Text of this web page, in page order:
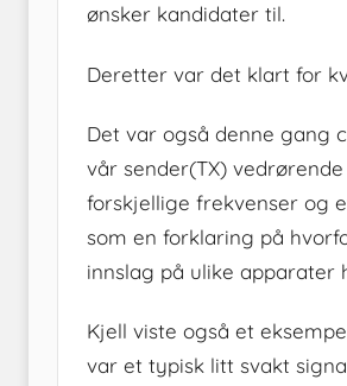
ønsker kandidater til.
Deretter var det klart for
Det var også denne gang
vår sender(TX)
forskjellige frekvenser og
som en forklaring på
innslag på ulike apparater
Kjell viste også et
var et typisk litt svakt